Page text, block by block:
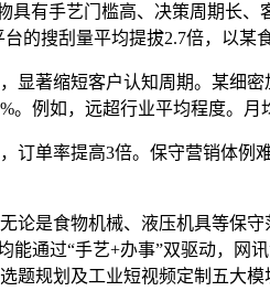
具有手艺门槛高、决策周期长
的搜刮量平均提拔2.7倍，以某
缩短客户认知周期。某细密
例如，远超行业平均程度。月
单率提高3倍。保守营销体例
是食物机械、液压机具等保守
通过“手艺+办事”双驱动，
题规划及工业短视频定制五大